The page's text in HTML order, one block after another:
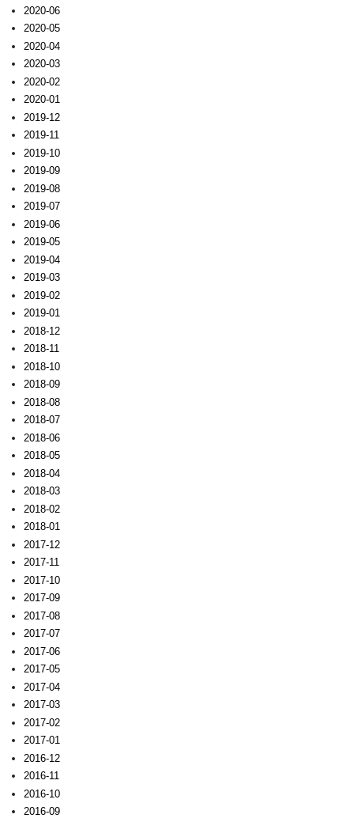
2020-06
2020-05
2020-04
2020-03
2020-02
2020-01
2019-12
2019-11
2019-10
2019-09
2019-08
2019-07
2019-06
2019-05
2019-04
2019-03
2019-02
2019-01
2018-12
2018-11
2018-10
2018-09
2018-08
2018-07
2018-06
2018-05
2018-04
2018-03
2018-02
2018-01
2017-12
2017-11
2017-10
2017-09
2017-08
2017-07
2017-06
2017-05
2017-04
2017-03
2017-02
2017-01
2016-12
2016-11
2016-10
2016-09